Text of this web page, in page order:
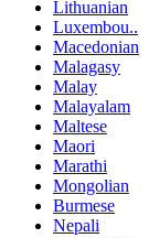
Lithuanian
Luxembou..
Macedonian
Malagasy
Malay
Malayalam
Maltese
Maori
Marathi
Mongolian
Burmese
Nepali